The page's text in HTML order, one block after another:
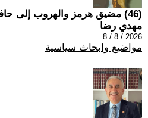
(46) مضيق هرمز والهروب إلى حافة الهاوية
مهدي رضا
2026 / 8 / 8
مواضيع وابحاث سياسية